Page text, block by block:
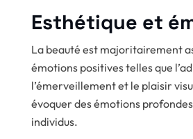
Esthétique et
La beauté est majoritairement
émotions positives telles que
l’émerveillement et le plaisir
évoquer des émotions
individus.